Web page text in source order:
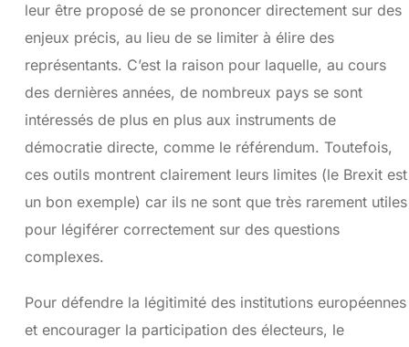
leur être proposé de se prononcer directement sur des
enjeux précis, au lieu de se limiter à élire des
représentants. C’est la raison pour laquelle, au cours
des dernières années, de nombreux pays se sont
intéressés de plus en plus aux instruments de
démocratie directe, comme le référendum. Toutefois,
ces outils montrent clairement leurs limites (le Brexit est
un bon exemple) car ils ne sont que très rarement utiles
pour légiférer correctement sur des questions
complexes.
Pour défendre la légitimité des institutions européennes
et encourager la participation des électeurs, le